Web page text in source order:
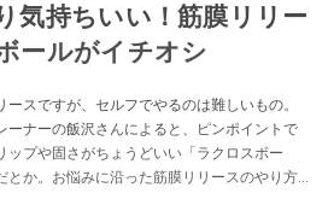
気持ちいい！筋膜リリー
ールがイチオシ
スですが、セルフでやるのは難しいもの。
ーナーの飯沢さんによると、ピンポイントで
ップや固さがちょうどいい「ラクロスボー
とか。お悩みに沿った筋膜リリースのやり方